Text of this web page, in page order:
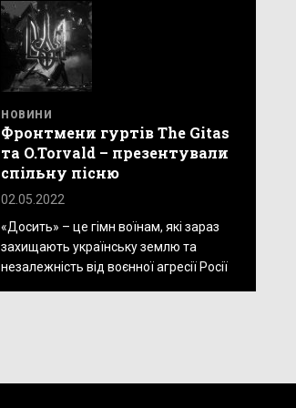
НОВИНИ
Фронтмени гуртів The Gitas
та O.Torvald – презентували
спільну пісню
02.05.2022
«Досить» – це гімн воїнам, які зараз
захищають українську землю та
незалежність від воєнної агресії Росії